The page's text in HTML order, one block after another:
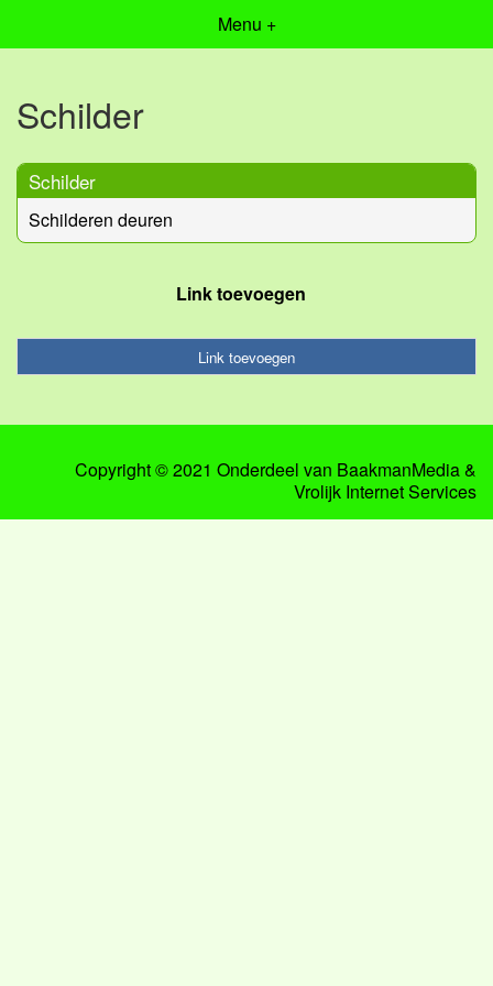
Menu +
Schilder
Schilder
Schilderen deuren
Link toevoegen
Link toevoegen
Copyright © 2021 Onderdeel van BaakmanMedia&
Vrolijk Internet Services